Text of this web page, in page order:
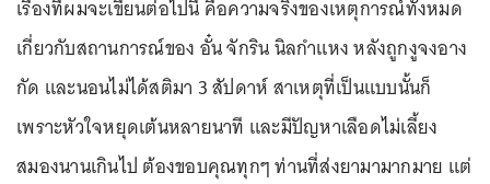
เรื่องที่ผมจะเขียนต่อไปนี้ คือความจริงของเหตุการณ์ทั้งหมด
เกี่ยวกับสถานการณ์ของ อั๋น จักริน นิลกำแหง หลังถูกงูจงอาง
กัด และนอนไม่ได้สติมา 3 สัปดาห์ สาเหตุที่เป็นแบบนั้นก็
เพราะหัวใจหยุดเต้นหลายนาที และมีปัญหาเลือดไม่เลี้ยง
สมองนานเกินไป ต้องขอบคุณทุกๆ ท่านที่ส่งยามามากมาย แต่